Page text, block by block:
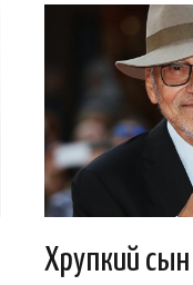
Хрупкий сын